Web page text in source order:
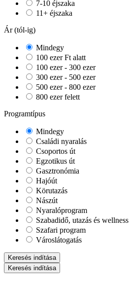
7-10 éjszaka
11+ éjszaka
Ár (tól-ig)
Mindegy
100 ezer Ft alatt
100 ezer - 300 ezer
300 ezer - 500 ezer
500 ezer - 800 ezer
800 ezer felett
Programtípus
Mindegy
Családi nyaralás
Csoportos út
Egzotikus út
Gasztronómia
Hajóút
Körutazás
Nászút
Nyaralóprogram
Szabadidő, utazás és wellness
Szafari program
Városlátogatás
Keresés indítása
Keresés indítása